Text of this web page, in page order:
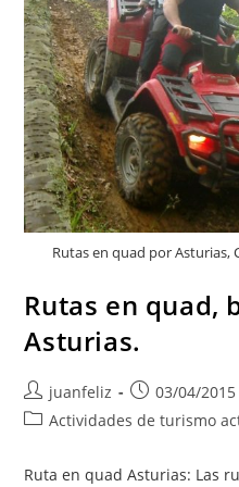
Rutas en quad por Asturias,
Rutas en quad,
Asturias.
Autor
de
juanfeliz
Publicación
de
03/04/2015
Categoría
la
Actividades de turismo
Ruta en quad Asturias: Las